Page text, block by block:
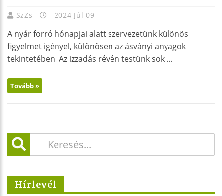
SzZs 2024 Júl 09
A nyár forró hónapjai alatt szervezetünk különös
figyelmet igényel, különösen az ásványi anyagok
tekintetében. Az izzadás révén testünk sok ...
Tovább »
Hírlevél